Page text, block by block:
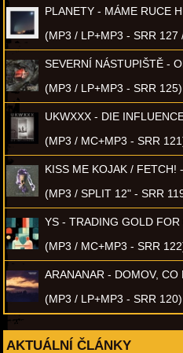
PLANETY - MÁME RUCE
(MP3 / LP+MP3 - SRR 127
SEVERNÍ NÁSTUPIŠTĚ -
(MP3 / LP+MP3 - SRR 125)
UKWXXX - DIE
(MP3 / MC+MP3 - SRR
KISS ME KOJAK / FETCH!
(MP3 / SPLIT 12" - SRR
YS - TRADING GOLD FOR
(MP3 / MC+MP3 - SRR
ARANANAR - DOMOV, CO
(MP3 / LP+MP3 - SRR 120)
AKTUÁLNÍ ČLÁNKY